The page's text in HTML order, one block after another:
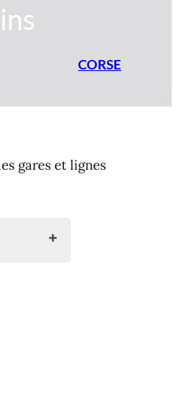
CORSE
gares et lignes